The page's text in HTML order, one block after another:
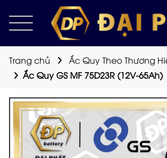
Trang chủ Ắc Quy Theo Thương
Ắc Quy GS MF 75D23R (12V-65Ah)